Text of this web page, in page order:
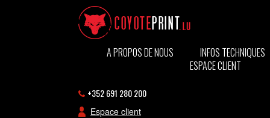
A PROPOS DE NOUS
INFOS TECHNIQUES
ESPACE CLIENT
+352 691 280 200
Espace client